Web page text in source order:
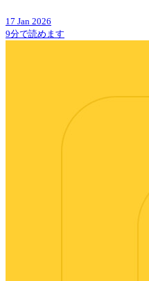
17 Jan 2026
9分で読めます